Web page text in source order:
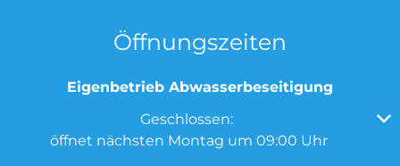
Öffnungszeiten
Eigenbetrieb Abwasserbeseitigung
Klicken, um weitere Öffnungs- oder Schließzeiten
Geschlossen:
öffnet nächsten Montag um 09:00 Uhr